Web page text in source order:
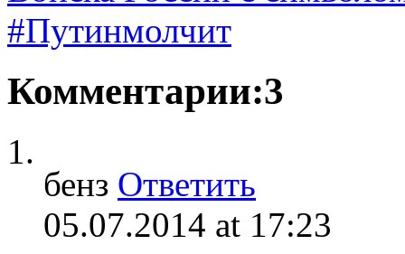
#Путинмолчит
Комментарии:3
бенз Ответить
05.07.2014 at 17:23